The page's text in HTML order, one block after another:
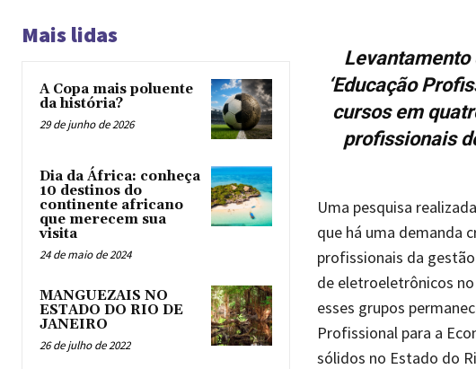
Mais lidas
A Copa mais poluente
da história?
29 de junho de 2026
Dia da África: conheça
10 destinos do
continente africano
que merecem sua
visita
24 de maio de 2024
MANGUEZAIS NO
ESTADO DO RIO DE
JANEIRO
26 de julho de 2022
Levantamento
‘Educação
cursos em
profissionais
Uma pesquisa
que há uma demanda
profissionais da
de eletroeletrônicos
esses grupos
Profissional para a
sólidos no Estado do